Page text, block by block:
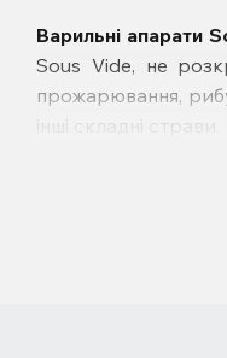
Варильні апарати
Sous Vide, не
прожарювання,
інші складні страви.